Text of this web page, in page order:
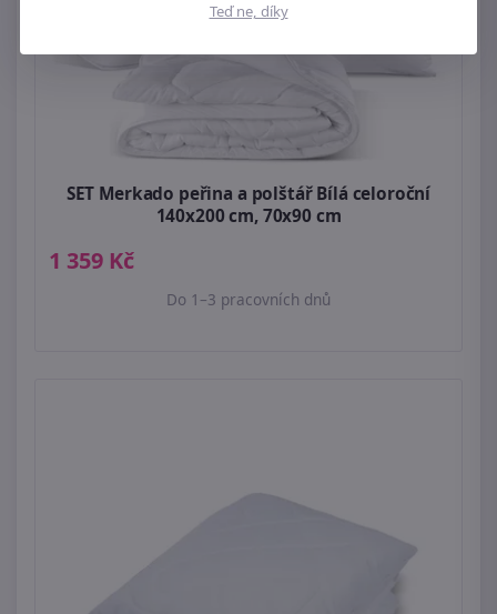
SET Merkado peřina a polštář Bílá celoroční
140x200 cm, 70x90 cm
1 359 Kč
Do 1–3 pracovních dnů
Teď ne, díky